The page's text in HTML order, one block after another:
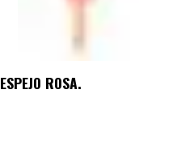
ESPEJO ROSA.